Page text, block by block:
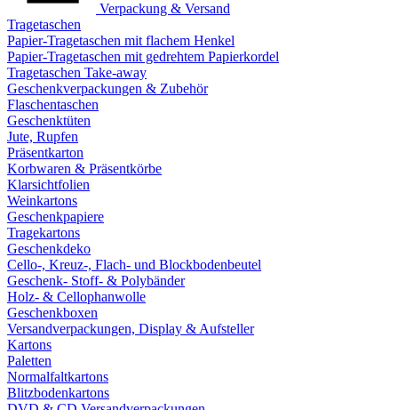
Verpackung & Versand
Tragetaschen
Papier-Tragetaschen mit flachem Henkel
Papier-Tragetaschen mit gedrehtem Papierkordel
Tragetaschen Take-away
Geschenkverpackungen & Zubehör
Flaschentaschen
Geschenktüten
Jute, Rupfen
Präsentkarton
Korbwaren & Präsentkörbe
Klarsichtfolien
Weinkartons
Geschenkpapiere
Tragekartons
Geschenkdeko
Cello-, Kreuz-, Flach- und Blockbodenbeutel
Geschenk- Stoff- & Polybänder
Holz- & Cellophanwolle
Geschenkboxen
Versandverpackungen, Display & Aufsteller
Kartons
Paletten
Normalfaltkartons
Blitzbodenkartons